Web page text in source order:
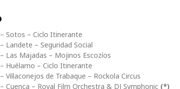
– Sotos – Ciclo Itinerante
– Landete – Seguridad Social
– Las Majadas – Mojinos Escozíos
– Huélamo – Ciclo Itinerante
– Villaconejos de Trabaque – Rockola Circus
– Cuenca – Royal Film Orchestra & DJ Symphonic (*)